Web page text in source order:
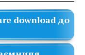
download до